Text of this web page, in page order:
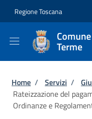
Regione Toscana
Terme
Briciole di
Home / Servizi /
Rateizzazione del
Ordinanze e